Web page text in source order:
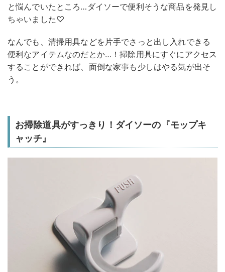
と悩んでいたところ…ダイソーで便利そうな商品を発見し
ちゃいました♡
なんでも、清掃用具などを片手でさっと出し入れできる
便利なアイテムなのだとか…！掃除用具にすぐにアクセス
することができれば、面倒な家事も少しはやる気が出そ
う。
お掃除道具がすっきり！ダイソーの『モップキ
ャッチ』